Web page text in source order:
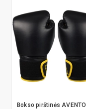
Bokso pirštinės AVENTO